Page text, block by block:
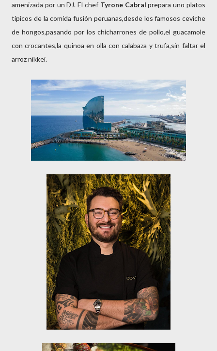
amenizada por un DJ. El chef Tyrone Cabral prepara uno platos
típicos de la comida fusión peruanas,desde los famosos ceviche
de hongos,pasando por los chicharrones de pollo,el guacamole
con crocantes,la quinoa en olla con calabaza y trufa,sin faltar el
arroz nikkei.